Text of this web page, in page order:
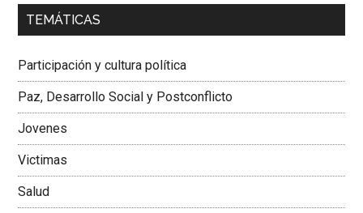
00:00 01:04
Dra. Carolina Corcho Mejía,Presidenta Corporación
Colombiana
TEMÁTICAS
Participación y cultura política
Paz, Desarrollo Social y Postconflicto
Jovenes
Victimas
Salud